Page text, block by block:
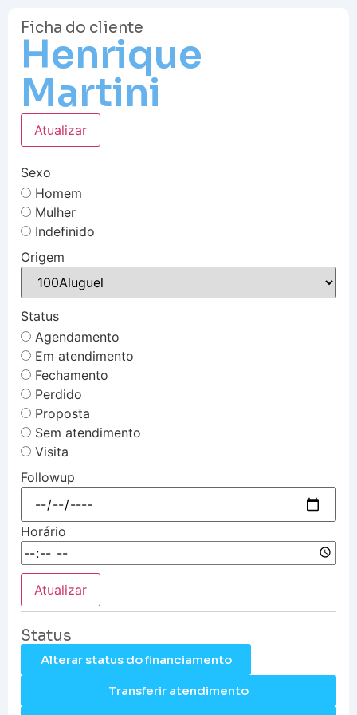
Ficha do cliente
Henrique
Martini
Atualizar
Sexo
Homem
Mulher
Indefinido
Origem
Status
Agendamento
Em atendimento
Fechamento
Perdido
Proposta
Sem atendimento
Visita
Followup
Horário
Atualizar
Status
Alterar status do financiamento
Transferir atendimento